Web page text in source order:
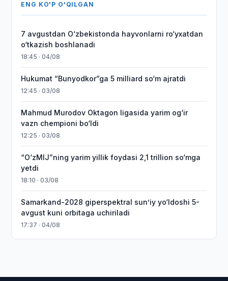
ENG KO'P O'QILGAN
7 avgustdan O‘zbekistonda hayvonlarni ro‘yxatdan
o‘tkazish boshlanadi
18:45 · 04/08
Hukumat “Bunyodkor”ga 5 milliard so‘m ajratdi
12:45 · 03/08
Mahmud Murodov Oktagon ligasida yarim og‘ir
vazn chempioni bo‘ldi
12:25 · 03/08
“O‘zMIJ”ning yarim yillik foydasi 2,1 trillion so‘mga
yetdi
18:10 · 03/08
Samarkand-2028 giperspektral sun’iy yo‘ldoshi 5-
avgust kuni orbitaga uchiriladi
17:37 · 04/08